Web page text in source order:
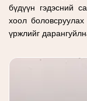
бүдүүн гэдэсний
хоол
үржлийг